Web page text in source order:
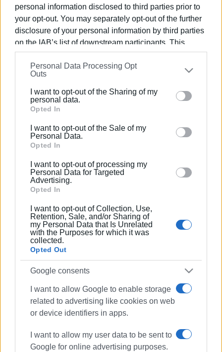
personal information disclosed to third parties prior to
your opt-out. You may separately opt-out of the further
disclosure of your personal information by third parties
on the IAB’s list of downstream participants. This
information may also be disclosed by us to third parties
on theIAB’s List of Downstream Participants
that may
further disclose it to other third parties.
Please note that this website/app uses one or more
Google services and may gather and store information
behaviour. You may click to grant or deny consent to
Google and its third-party tags to use your data for
section.
Personal Data Processing Opt
Outs
I want to opt-out of the Sharing of my
personal data.
Opted In
I want to opt-out of the Sale of my
Personal Data.
Opted In
I want to opt-out of processing my
Personal Data for Targeted
Advertising.
Opted In
I want to opt-out of Collection, Use,
Retention, Sale, and/or Sharing of
my Personal Data that Is Unrelated
with the Purposes for which it was
collected.
Opted Out
Google consents
I want to allow Google to enable storage
related to advertising like cookies on web
or device identifiers in apps.
I want to allow my user data to be sent to
Google for online advertising purposes.
Ζητούμε την κατανόηση των κατοίκων και των
επαγγελματιών της περιοχής.
ΕΛΕΝΗ ΚΟΡΩΝΑΚΗ
Εργάζεται στις Εκδόσεις Ενημέρωση από το
1990 σε θέσεις υψηλής ευθύνης. Ειδικεύεται στις
δημόσιες σχέσεις, το ελεύθερο και το
καλλιτεχνικό ρεπορτάζ.
Ακολουθήστε το enimerosi στοFacebook
Συνδρομητές στο e-paper